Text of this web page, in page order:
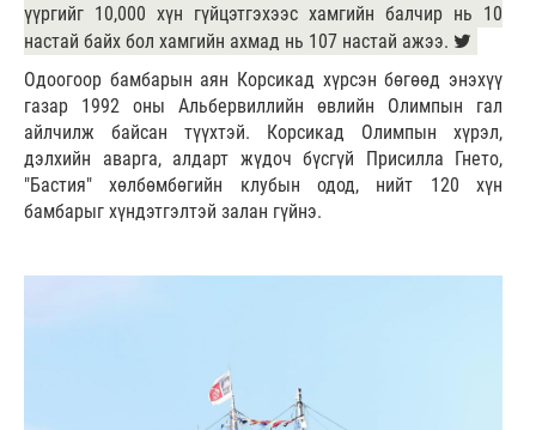
үүргийг 10,000 хүн гүйцэтгэхээс хамгийн балчир нь 10
настай байх бол хамгийн ахмад нь 107 настай ажээ.
Одоогоор бамбарын аян Корсикад хүрсэн бөгөөд энэхүү
газар 1992 оны Альбервиллийн өвлийн Олимпын гал
айлчилж байсан түүхтэй. Корсикад Олимпын хүрэл,
дэлхийн аварга, алдарт жүдоч бүсгүй Присилла Гнето,
"Бастия" хөлбөмбөгийн клубын одод, нийт 120 хүн
бамбарыг хүндэтгэлтэй залан гүйнэ.